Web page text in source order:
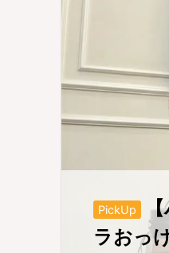
PickUp
ラおっ